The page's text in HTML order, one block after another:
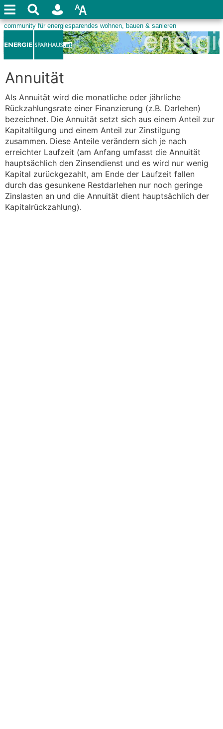
Annuität
Als Annuität wird die monatliche oder jährliche
Rückzahlungsrate einer Finanzierung (z.B. Darlehen)
bezeichnet. Die Annuität setzt sich aus einem Anteil zur
Kapitaltilgung und einem Anteil zur Zinstilgung
zusammen. Diese Anteile verändern sich je nach
erreichter Laufzeit (am Anfang umfasst die Annuität
hauptsächlich den Zinsendienst und es wird nur wenig
Kapital zurückgezahlt, am Ende der Laufzeit fallen
durch das gesunkene Restdarlehen nur noch geringe
Zinslasten an und die Annuität dient hauptsächlich der
Kapitalrückzahlung).